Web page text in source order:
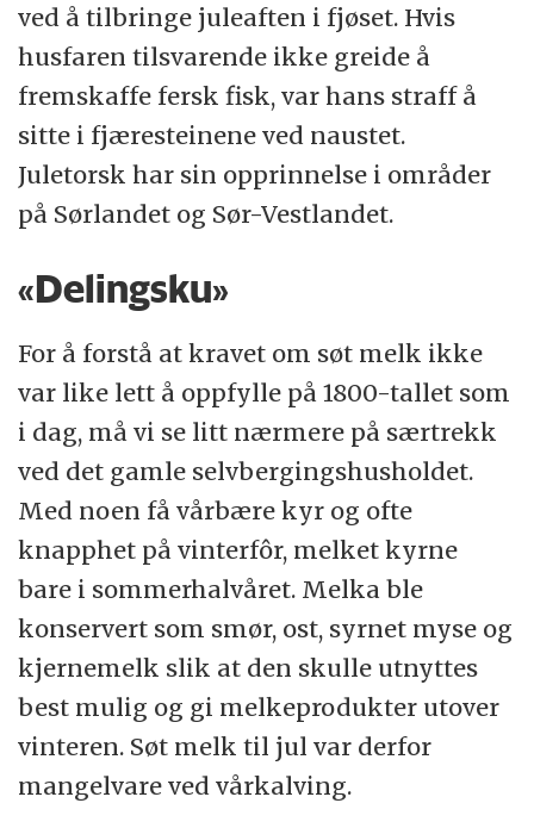
ved å tilbringe juleaften i fjøset. Hvis
husfaren tilsvarende ikke greide å
fremskaffe fersk fisk, var hans straff å
sitte i fjæresteinene ved naustet.
Juletorsk har sin opprinnelse i områder
på Sørlandet og Sør-Vestlandet.
«Delingsku»
For å forstå at kravet om søt melk ikke
var like lett å oppfylle på 1800-tallet som
i dag, må vi se litt nærmere på særtrekk
ved det gamle selvbergingshusholdet.
Med noen få vårbære kyr og ofte
knapphet på vinterfôr, melket kyrne
bare i sommerhalvåret. Melka ble
konservert som smør, ost, syrnet myse og
kjernemelk slik at den skulle utnyttes
best mulig og gi melkeprodukter utover
vinteren. Søt melk til jul var derfor
mangelvare ved vårkalving.